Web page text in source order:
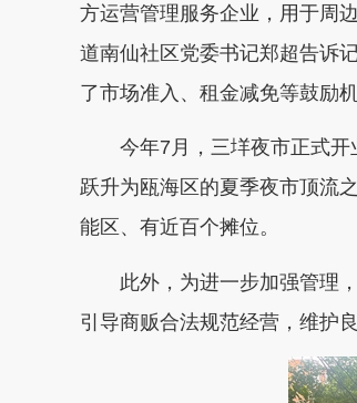
方运营管理服务企业，用于周
道南仙社区党委书记郑超告诉
了市场准入、租金减免等鼓励
今年7月，三垟夜市正式开业
跃升为瓯海区的夏季夜市顶流
能区、有近百个摊位。
此外，为进一步加强管理，
引导商贩合法规范经营，维护